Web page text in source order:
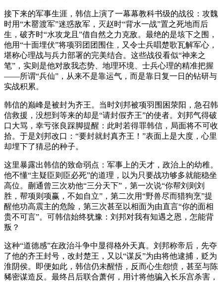
接下来的军事生涯，韩信上演了一幕幕教科书级的战役：攻魏
时用“木罂渡军”迷惑敌军，灭赵时“背水一战”置之死地而后
生，破齐时“水攻龙且”借自然之力克敌。最绝的是垓下之围，
他用“十面埋伏”将项羽团团围住，又令士兵唱楚歌瓦解军心，
堪称心理战与兵力部署的完美结合。这些战役看似“神来之
笔”，实则是他对敌我态势、地理环境、士兵心理的精准把握
——所谓“兵仙”，从来不是靠运气，而是靠日复一日的钻研与
实战积累。
韩信的巅峰是被封为齐王。当时刘邦被项羽围困荥阳，急召韩
信救援，没想到等来的却是“请封假齐王”的使者。刘邦气得破
口大骂，幸亏张良踩脚提醒：此时若得罪韩信，局面将不可收
拾。于是刘邦改口：“要封就封真齐王！”表面上是大度，心里
却埋下了猜忌的种子。
这里暴露出韩信的致命弱点：军事上的天才，政治上的幼稚。
他不懂“主疑臣则臣必死”的道理，以为只要战功够多就能稳坐
高位。蒯通曾三次劝他“三分天下”，第一次说“你帮刘则刘
胜，帮项则项赢，不如自立”，第二次用“野兽尽而猎狗烹”提
醒他功高震主的危险，第三次甚至以相面为由直言“你的面相
贵不可言”。可韩信始终犹豫：刘邦对我有知遇之恩，怎能背
叛？
这种“道德感”在政治斗争中显得格外天真。刘邦称帝后，先夺
了他的齐王封号，改封楚王，又以“谋反”为由将他逮捕，贬为
淮阴侯。即便如此，韩信仍未醒悟，反而心生怨愤，甚至与陈
豨密谋造反。最终吕后联合萧何，用计将他骗入长乐宫杀害，